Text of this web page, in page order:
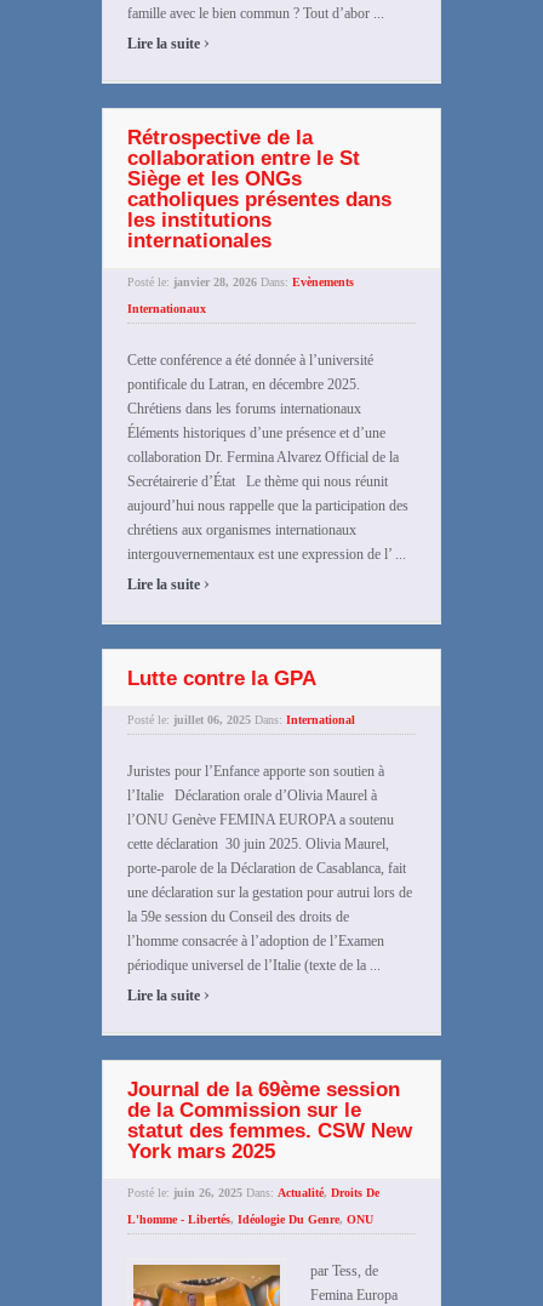
famille avec le bien commun ? Tout d’abor ...
Lire la suite ›
Rétrospective de la
collaboration entre le St
Siège et les ONGs
catholiques présentes dans
les institutions
internationales
Posté le: janvier 28, 2026 Dans: Evènements
Internationaux
Cette conférence a été donnée à l’université
pontificale du Latran, en décembre 2025.
Chrétiens dans les forums internationaux
Éléments historiques d’une présence et d’une
collaboration Dr. Fermina Alvarez Official de la
Secrétairerie d’État Le thème qui nous réunit
aujourd’hui nous rappelle que la participation des
chrétiens aux organismes internationaux
intergouvernementaux est une expression de l’ ...
Lire la suite ›
Lutte contre la GPA
Posté le: juillet 06, 2025 Dans: International
Juristes pour l’Enfance apporte son soutien à
l’Italie Déclaration orale d’Olivia Maurel à
l’ONU Genève FEMINA EUROPA a soutenu
cette déclaration 30 juin 2025. Olivia Maurel,
porte-parole de la Déclaration de Casablanca, fait
une déclaration sur la gestation pour autrui lors de
la 59e session du Conseil des droits de
l’homme consacrée à l’adoption de l’Examen
périodique universel de l’Italie (texte de la ...
Lire la suite ›
Journal de la 69ème session
de la Commission sur le
statut des femmes. CSW New
York mars 2025
Posté le: juin 26, 2025 Dans: Actualité, Droits De
L'homme - Libertés, Idéologie Du Genre, ONU
par Tess, de
Femina Europa